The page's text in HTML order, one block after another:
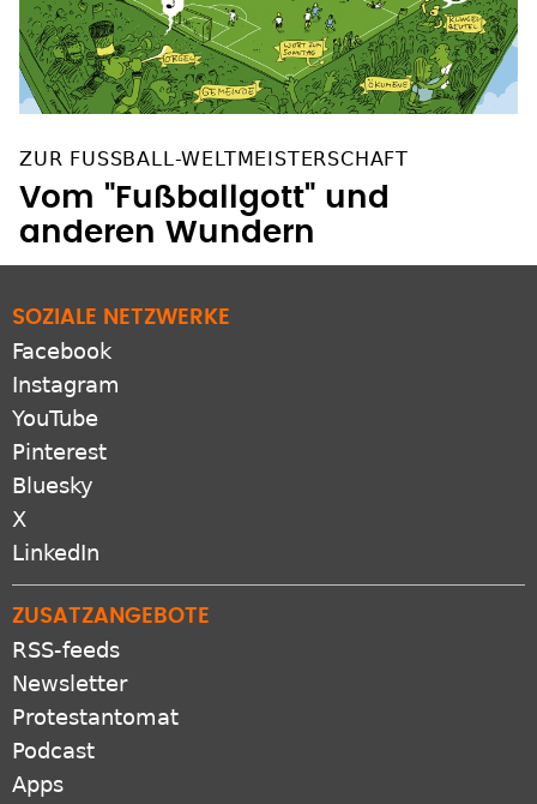
ZUR FUSSBALL-WELTMEISTERSCHAFT
Vom "Fußballgott" und
SOZIALE NETZWERKE
Facebook
Instagram
YouTube
Pinterest
Bluesky
X
ZUSATZANGEBOTE
RSS-feeds
Newsletter
Protestantomat
Podcast